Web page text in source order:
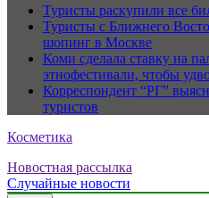
Туристы раскупили все
Туристы с Ближнего
шопинг в Москве
Коми сделала ставку на
этнофестивали, чтобы
Корреспондент “РГ”
туристов
Косметика
Новостная рассылка
Случайные новости